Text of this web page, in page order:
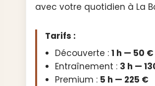
avec votre quotidien à La
Tarifs :
Découverte : 1 h — 50 €
Entraînement : 3 h —
Premium : 5 h — 225 €